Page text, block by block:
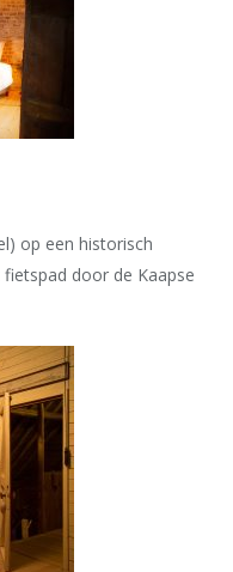
op een historisch
door de Kaapse